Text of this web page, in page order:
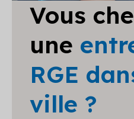
Vous
une
RGE
ville ?